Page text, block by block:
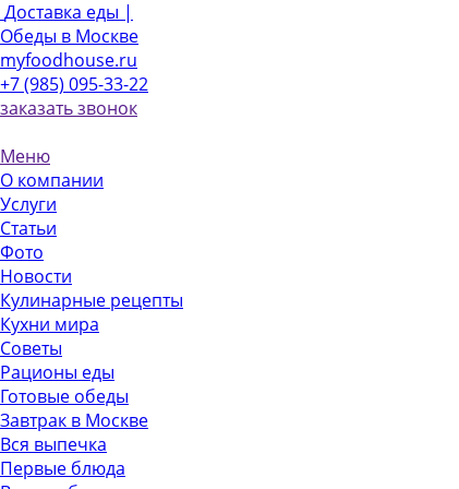
Доставка еды |
Обеды в Москве
myfoodhouse.ru
+7 (985) 095-33-22
заказать звонок
Меню
О компании
Услуги
Статьи
Фото
Новости
Кулинарные рецепты
Кухни мира
Советы
Рационы еды
Готовые обеды
Завтрак в Москве
Вся выпечка
Первые блюда